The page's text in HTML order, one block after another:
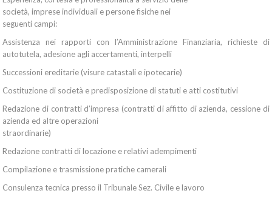
società, imprese individuali e persone fisiche nei
seguenti campi:
Assistenza nei rapporti con l’Amministrazione Finanziaria, richieste di
autotutela, adesione agli accertamenti, interpelli
Successioni ereditarie (visure catastali e ipotecarie)
Costituzione di società e predisposizione di statuti e atti costitutivi
Redazione di contratti d’impresa (contratti di affitto di azienda, cessione di
azienda ed altre operazioni
straordinarie)
Redazione contratti di locazione e relativi adempimenti
Compilazione e trasmissione pratiche camerali
Consulenza tecnica presso il Tribunale Sez. Civile e lavoro